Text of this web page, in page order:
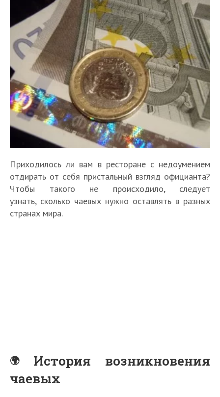
Приходилось ли вам в ресторане с недоумением
отдирать от себя пристальный взгляд официанта?
Чтобы такого не происходило, следует
узнать, сколько чаевых нужно оставлять в разных
странах мира.
История возникновения
чаевых